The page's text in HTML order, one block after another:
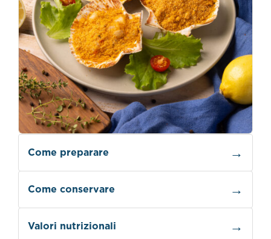
Come preparare
Come conservare
Valori nutrizionali